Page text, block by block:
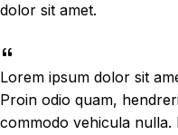
dolor sit amet.
Lorem ipsum dolor sit
Proin odio quam,
commodo vehicula nulla.